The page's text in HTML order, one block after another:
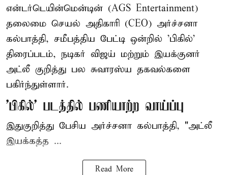
என்டர்டெயின்மென்டின் (AGS Entertainment)
தலைமை செயல் அதிகாரி (CEO) அர்ச்சனா
கல்பாத்தி, சமீபத்திய பேட்டி ஒன்றில் 'பிகில்'
திரைப்படம், நடிகர் விஜய் மற்றும் இயக்குனர்
அட்லீ குறித்து பல சுவாரஸ்ய தகவல்களை
பகிர்ந்துள்ளார்.
'பிகில்' படத்தில் பணியாற்ற வாய்ப்பு
இதுகுறித்து பேசிய அர்ச்சனா கல்பாத்தி, "அட்லீ
இயக்கத்த ...
Read More